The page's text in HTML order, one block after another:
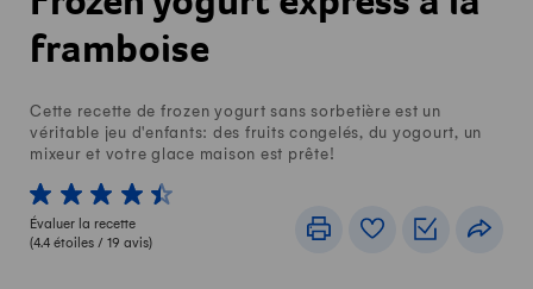
framboise
Cette recette de frozen yogurt sans sorbetière est un
véritable jeu d'enfants: des fruits congelés, du yogourt, un
mixeur et votre glace maison est prête!
1 von 5 étoiles
2 von 5 étoiles
3 von 5 étoiles
4 von 5 étoiles
5 von 5 étoiles
Évaluer la recette
(4.4 étoiles / 19 avis)
ImprimerLivre de recettes
Listes de